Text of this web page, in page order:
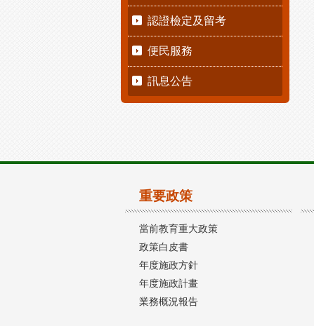
認證檢定及留考
便民服務
訊息公告
重要政策
當前教育重大政策
政策白皮書
年度施政方針
年度施政計畫
業務概況報告